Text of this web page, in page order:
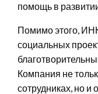
помощь в
Помимо этого,
социальных
Компания не
сотрудниках, но и